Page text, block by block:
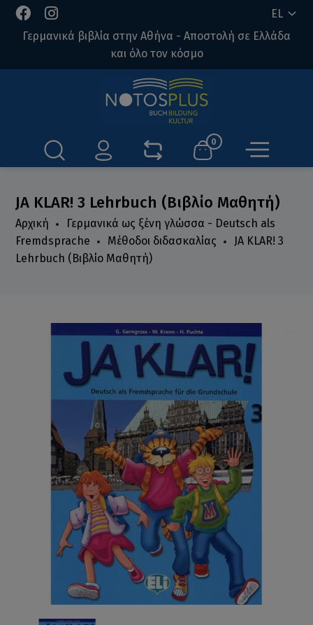
EL
Γερμανικά βιβλία στην Αθήνα - Αποστολή σε Ελλάδα
και όλο τον κόσμο
0
JA KLAR! 3 Lehrbuch (Βιβλίο Μαθητή)
Αρχική
Γερμανικά ως ξένη γλώσσα - Deutsch als
Fremdsprache
Μέθοδοι διδασκαλίας
JA KLAR! 3
Lehrbuch (Βιβλίο Μαθητή)